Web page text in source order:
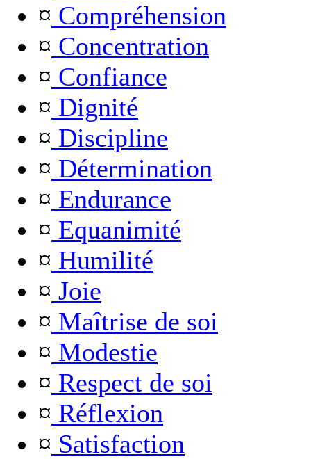
¤ Compréhension
¤ Concentration
¤ Confiance
¤ Dignité
¤ Discipline
¤ Détermination
¤ Endurance
¤ Equanimité
¤ Humilité
¤ Joie
¤ Maîtrise de soi
¤ Modestie
¤ Respect de soi
¤ Réflexion
¤ Satisfaction